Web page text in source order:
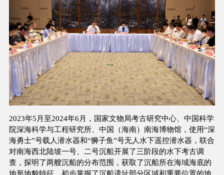
2023年5月至2024年6月， 国家文物局考古研究中心、中国科学
院深海科学与工程研究所、中国（海南）南海博物馆， 使用“深
海勇士”号载人潜水器和“狮子鱼”号无人水下遥控潜水器 ， 联合
对南海西北陆坡一号、 二号沉船开展了三阶段的水下考古调
查， 探明了两艘沉船的分布范围，获取了沉船所在海域海底的
地形地貌特征，初步掌握了沉船遗址部分区域和重要位置的地